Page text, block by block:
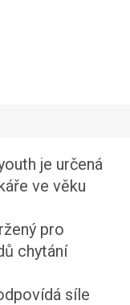
je určená
ve věku
pro
chytání
síle